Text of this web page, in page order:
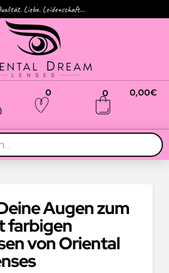
Liebe. Leidenschaft...
0 0 0,00€
Augen zum
farbigen
von Oriental